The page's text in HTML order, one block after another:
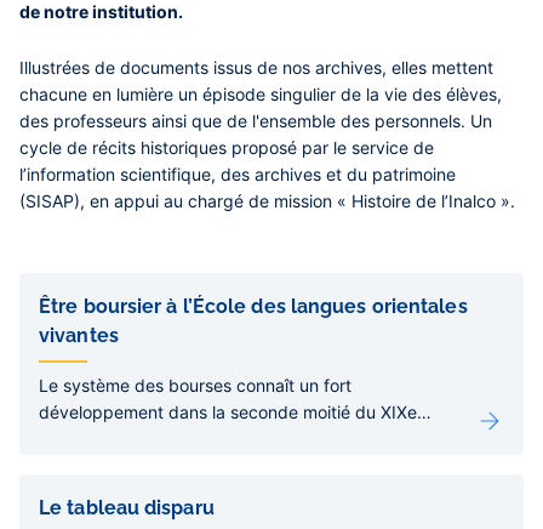
de notre institution.
Illustrées de documents issus de nos archives, elles mettent
chacune en lumière un épisode singulier de la vie des élèves,
des professeurs ainsi que de l'ensemble des personnels. Un
cycle de récits historiques proposé par le service de
l’information scientifique, des archives et du patrimoine
(SISAP), en appui au chargé de mission « Histoire de l’Inalco ».
de
sous-
pages
Être boursier à l’École des langues orientales
vivantes
Le système des bourses connaît un fort
développement dans la seconde moitié du XIXe
Le tableau disparu